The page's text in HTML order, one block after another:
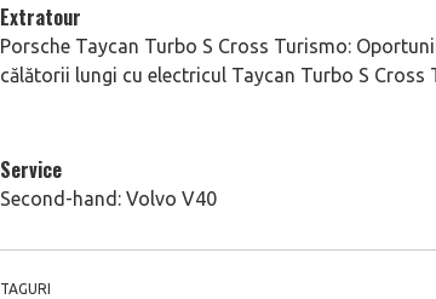
Extratour
Porsche Taycan Turbo S Cross Turismo:
călătorii lungi cu electricul Taycan Turbo S Cross
Service
Second-hand: Volvo V40
TAGURI